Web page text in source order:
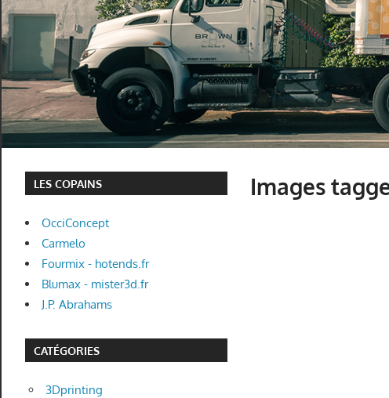
Images
LES COPAINS
OcciConcept
Carmelo
Fourmix - hotends.fr
Blumax - mister3d.fr
J.P. Abrahams
CATÉGORIES
3Dprinting